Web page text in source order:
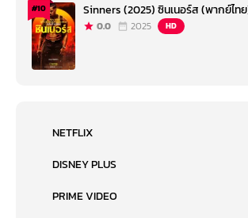
#10 Sinners (2025) ซินเนอร์ส (พากย์ไทย
0.0 2025 HD
NETFLIX
DISNEY PLUS
PRIME VIDEO